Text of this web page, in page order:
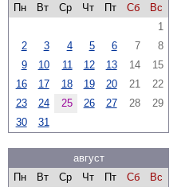
Пн
Вт Ср Чт Пт Сб
Вс
1
2
3 4 5 6 7
8
9
10 11 12 13 14
15
16
17 18 19 20 21
22
23
24 25 26 27 28
29
30
31
август
Пн
Вт Ср Чт Пт Сб
Вс